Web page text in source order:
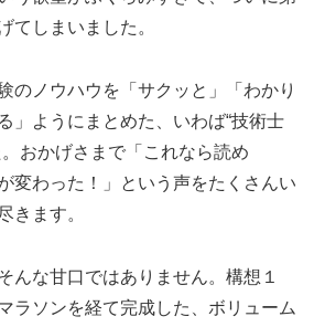
てしまいました。
のノウハウを「サクッと」「わかり
」ようにまとめた、いわば“技術士
おかげさまで「これなら読め
変わった！」という声をたくさんい
きます。
んな甘口ではありません。構想１
ラソンを経て完成した、ボリューム